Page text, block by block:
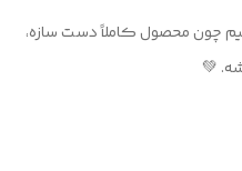
چون محصول کاملاً دست سازه،
💚